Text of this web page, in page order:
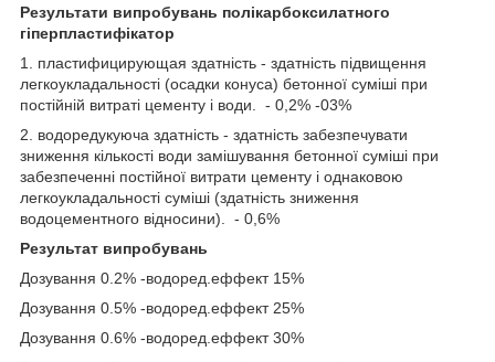
Результати випробувань полікарбоксилатного
гіперпластифікатор
1. пластифицирующая здатність - здатність підвищення
легкоукладальності (осадки конуса) бетонної суміші при
постійній витраті цементу і води. - 0,2% -03%
2. водоредукуюча здатність - здатність забезпечувати
зниження кількості води замішування бетонної суміші при
забезпеченні постійної витрати цементу і однаковою
легкоукладальності суміші (здатність зниження
водоцементного відносини). - 0,6%
Результат випробувань
Дозування 0.2% -водоред.еффект 15%
Дозування 0.5% -водоред.еффект 25%
Дозування 0.6% -водоред.еффект 30%